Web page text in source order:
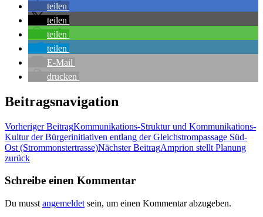
tei­len
tei­len
tei­len
tei­len
E‑Mail
dru­cken
Beitragsnavigation
Vorheriger BeitragKom­mu­ni­ka­ti­ons-Struk­tur und Kom­mu­ni­ka­ti­ons-
Kul­tur der Bür­ger­initia­ti­ven ent­lang der Gleich­strom­pas­sa­ge Süd-
Ost (Strom­mons­ter­tras­se)Nächster BeitragAmpri­on stellt Pla­nung
zurück
Schreibe einen Kommentar
Du musst angemeldet sein, um einen Kommentar abzugeben.